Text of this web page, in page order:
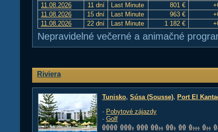
11.08.2026
11 dní Last Minute 801 €
11.08.2026
15 dní Last Minute 963 €
11.08.2026
22 dní Last Minute 1 182 €
Nepravidelné večerné a animačné
Riviera
Tunisko, Súsa (Sousse), Port El
- Pobytové zájazdy
- Golf